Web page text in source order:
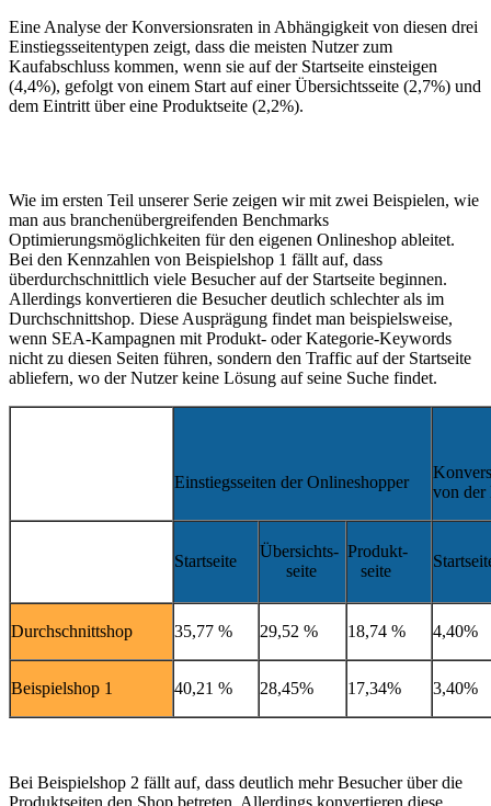
Eine Analyse der Konversionsraten in Abhängigkeit von diesen drei
Einstiegsseitentypen zeigt, dass die meisten Nutzer zum
Kaufabschluss kommen, wenn sie auf der Startseite einsteigen
(4,4%), gefolgt von einem Start auf einer Übersichtsseite (2,7%) und
dem Eintritt über eine Produktseite (2,2%).
Wie im ersten Teil unserer Serie zeigen wir mit zwei Beispielen, wie
man aus branchenübergreifenden Benchmarks
Optimierungsmöglichkeiten für den eigenen Onlineshop ableitet.
Bei den Kennzahlen von Beispielshop 1 fällt auf, dass
überdurchschnittlich viele Besucher auf der Startseite beginnen.
Allerdings konvertieren die Besucher deutlich schlechter als im
Durchschnittshop. Diese Ausprägung findet man beispielsweise,
wenn SEA-Kampagnen mit Produkt- oder Kategorie-Keywords
nicht zu diesen Seiten führen, sondern den Traffic auf der Startseite
abliefern, wo der Nutzer keine Lösung auf seine Suche findet.
Einstiegsseiten der Onlineshopper
von der
Startseite
Übersichts-
seite
Produkt-
seite
Durchschnittshop 35,77 % 29,52 % 18,74 % 4,40%
Beispielshop 1 40,21 % 28,45% 17,34% 3,40%
Bei Beispielshop 2 fällt auf, dass deutlich mehr Besucher über die
Produktseiten den Shop betreten. Allerdings konvertieren diese